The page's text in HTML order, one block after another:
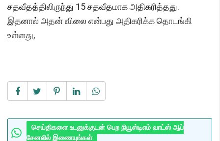
சதவீதத்திலிருந்து 15 சதவீதமாக அதிகரித்தது.
இதனால் அதன் விலை என்பது அதிகரிக்க தொடங்கி
உள்ளது,
செய்திகளை உடனுக்குடன் பெற நியூஸ்டிஎம் வாட்ஸ் ஆப்
சேனலில் இணையுங்கள்